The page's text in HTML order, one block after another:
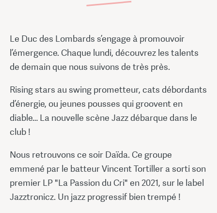
Le Duc des Lombards s’engage à promouvoir
l’émergence. Chaque lundi, découvrez les talents
de demain que nous suivons de très près.
Rising stars au swing prometteur, cats débordants
d’énergie, ou jeunes pousses qui groovent en
diable… La nouvelle scène Jazz débarque dans le
club !
Nous retrouvons ce soir Daïda. Ce groupe
emmené par le batteur Vincent Tortiller a sorti son
premier LP "La Passion du Cri" en 2021, sur le label
Jazztronicz. Un jazz progressif bien trempé !